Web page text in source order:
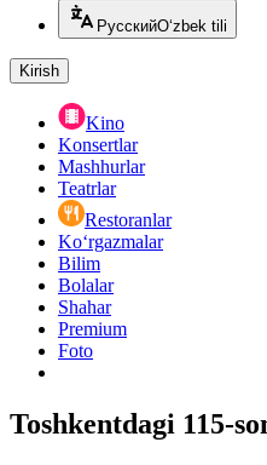
РусскийO‘zbek tili
Kirish
Kino
Konsertlar
Mashhurlar
Teatrlar
Restoranlar
Ko‘rgazmalar
Bilim
Bolalar
Shahar
Premium
Foto
Toshkentdagi 115-